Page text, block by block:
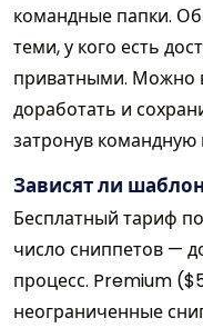
командные папки.
теми, у кого есть
приватными. Можно
доработать и
затронув командную
Зависят ли
Бесплатный тариф
число сниппетов —
процесс. Premium
неограниченные